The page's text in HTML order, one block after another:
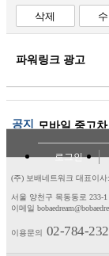
삭제
파워링크 광고
공지 모바일 중고
로그인
(주) 보배네트워크 대표이사
서울 양천구 목동동로 233-
이메일
이용문의 02-784-